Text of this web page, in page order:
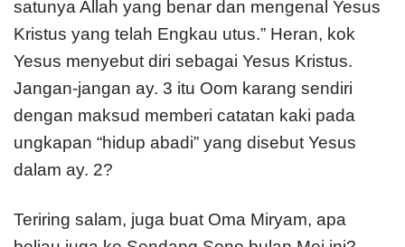
satunya Allah yang benar dan mengenal Yesus
Kristus yang telah Engkau utus.” Heran, kok
Yesus menyebut diri sebagai Yesus Kristus.
Jangan-jangan ay. 3 itu Oom karang sendiri
dengan maksud memberi catatan kaki pada
ungkapan “hidup abadi” yang disebut Yesus
dalam ay. 2?
Teriring salam, juga buat Oma Miryam, apa